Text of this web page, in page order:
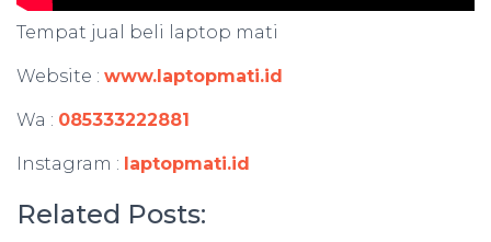
Tempat jual beli laptop mati
Website : www.laptopmati.id
Wa : 085333222881
Instagram : laptopmati.id
Related Posts: